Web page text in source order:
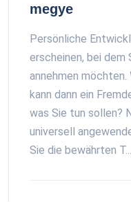
megye
Persönliche
erscheinen, bei dem
annehmen
kann dann ein
was Sie tun sollen?
universell
Sie die bewährten T...